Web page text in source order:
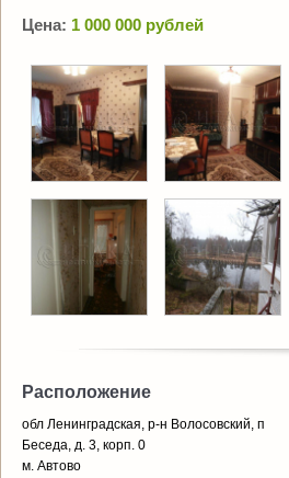
Цена: 1 000 000 рублей
Расположение
обл Ленинградская, р-н Волосовский, п
Беседа, д. 3, корп. 0
м. Автово